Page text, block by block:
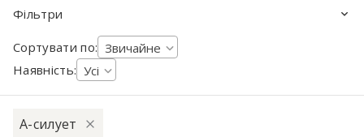
Фільтри
Сортувати по: Звичайне
Наявність: Усі
А-силует